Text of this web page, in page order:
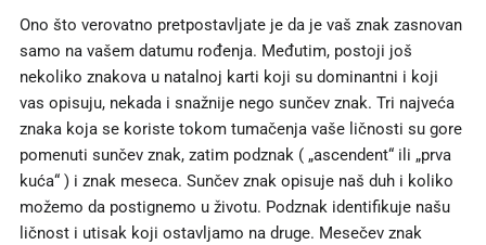
Ono što verovatno pretpostavljate je da je vaš znak zasnovan
samo na vašem datumu rođenja. Međutim, postoji još
nekoliko znakova u natalnoj karti koji su dominantni i koji
vas opisuju, nekada i snažnije nego sunčev znak. Tri najveća
znaka koja se koriste tokom tumačenja vaše ličnosti su gore
pomenuti sunčev znak, zatim podznak ( „ascendent“ ili „prva
kuća“ ) i znak meseca. Sunčev znak opisuje naš duh i koliko
možemo da postignemo u životu. Podznak identifikuje našu
ličnost i utisak koji ostavljamo na druge. Mesečev znak